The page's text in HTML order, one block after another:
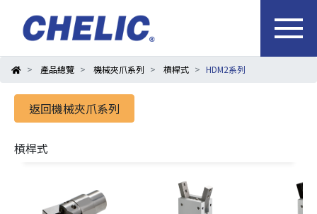
產品總覽 機械夾爪系列 槓桿式 HDM2系列
返回機械夾爪系列
槓桿式